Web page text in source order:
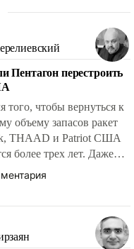
Пентагон перестроить
того, чтобы вернуться к
объему запасов ракет
THAAD и Patriot США
более трех лет. Даже
война с Ираном
американские
США, например, перед